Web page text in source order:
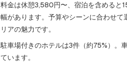
料金は休憩3,580円〜、宿泊を含めると
幅があります。予算やシーンに合わせて
リアの魅力です。
駐車場付きのホテルは3件（約75%）。
ています。